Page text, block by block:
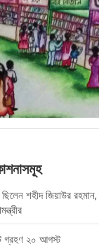
ছিলেন শহীদ জিয়াউর
গ্রহণ ২০ আগস্ট